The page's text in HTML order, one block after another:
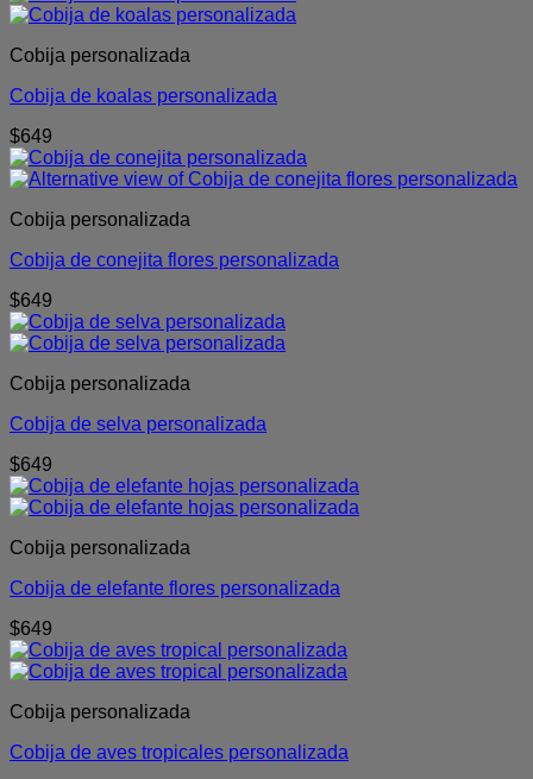
Cobija personalizada
Cobija de koalas personalizada
$649
Cobija personalizada
Cobija de conejita flores personalizada
$649
Cobija personalizada
Cobija de selva personalizada
$649
Cobija personalizada
Cobija de elefante flores personalizada
$649
Cobija personalizada
Cobija de aves tropicales personalizada